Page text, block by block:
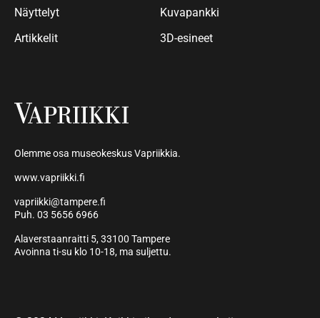
Näyttelyt
Artikkelit
Kuvapankki
3D-esineet
Olemme osa museokeskus Vapriikkia.
www.vapriikki.fi
vapriikki@tampere.fi
Puh. 03 5656 6966
Alaverstaanraitti 5, 33100 Tampere
Avoinna ti-su klo 10-18, ma suljettu.